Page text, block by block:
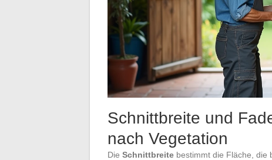
Schnittbreite und
nach Vegetation
Die Schnittbreite bestimmt die Fläche, die